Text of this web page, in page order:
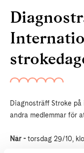
Diagnosträff Stroke
andra medlemmar för
När - torsdag 29/10,